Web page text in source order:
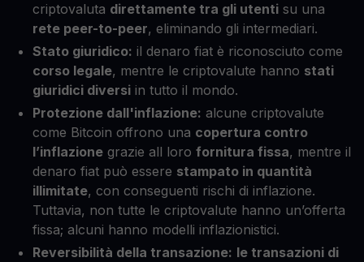
criptovaluta direttamente tra gli utenti su una
rete peer-to-peer, eliminando gli intermediari.
Stato giuridico: il denaro fiat è riconosciuto come
corso legale, mentre le criptovalute hanno stati
giuridici diversi in tutto il mondo.
Protezione dall'inflazione: alcune criptovalute
come Bitcoin offrono una copertura contro
l’inflazione grazie all loro fornitura fissa, mentre il
denaro fiat può essere stampato in quantità
illimitate, con conseguenti rischi di inflazione.
Tuttavia, non tutte le criptovalute hanno un’offerta
fissa; alcuni hanno modelli inflazionistici.
Reversibilità della transazione: le transazioni di